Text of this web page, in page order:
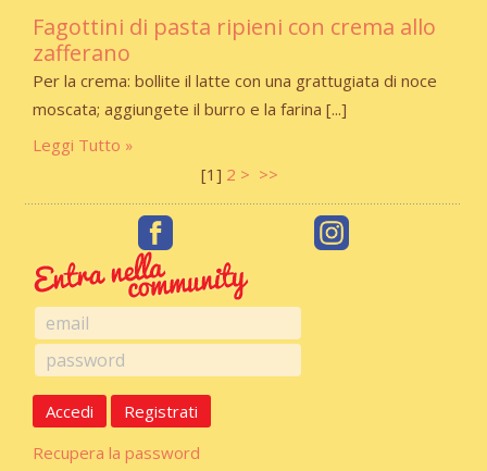
Fagottini di pasta ripieni con crema allo
zafferano
Per la crema: bollite il latte con una grattugiata di noce
moscata; aggiungete il burro e la farina
Leggi Tutto
[1 ] 2 > >>
Accedi
Registrati
Recupera la password